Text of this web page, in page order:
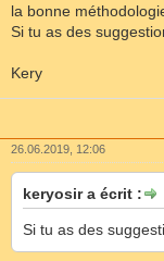
la bonne
Si tu as des
Kery
26.06.2019, 12:06
keryosir a écrit :
Si tu as des